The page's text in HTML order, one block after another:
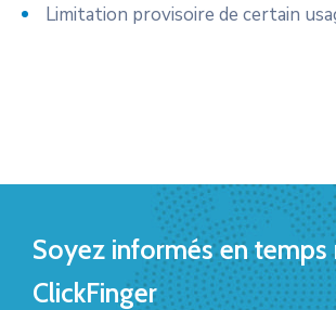
Limitation provisoire de certain
Soyez informés en temps
ClickFinger